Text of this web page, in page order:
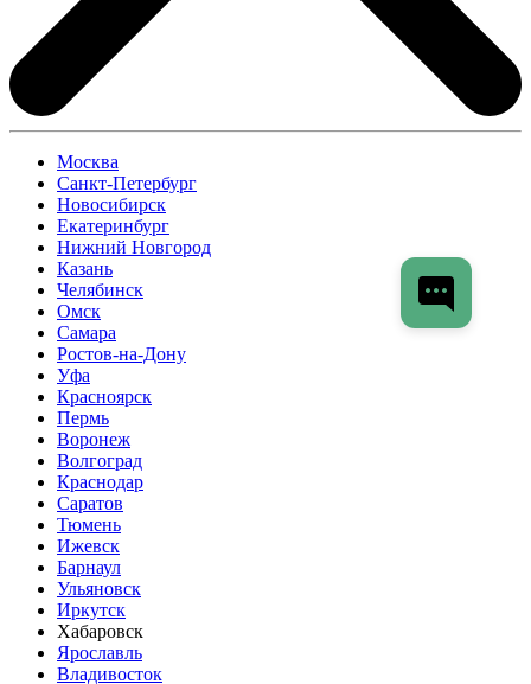
Москва
Санкт-Петербург
Новосибирск
Екатеринбург
Нижний Новгород
Казань
Челябинск
Омск
Самара
Ростов-на-Дону
Уфа
Красноярск
Пермь
Воронеж
Волгоград
Краснодар
Саратов
Тюмень
Ижевск
Барнаул
Ульяновск
Иркутск
Хабаровск
Ярославль
Владивосток